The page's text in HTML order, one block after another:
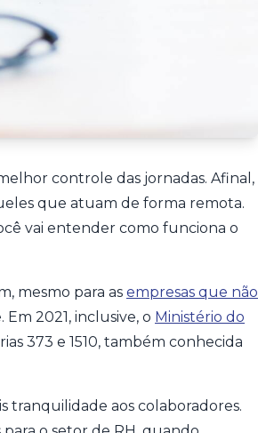
controle das jornadas. Afinal,
que atuam de forma remota.
vai entender como funciona o
mesmo para as empresas que não
2021, inclusive, o Ministério do
373 e 1510, também conhecida
tranquilidade aos colaboradores.